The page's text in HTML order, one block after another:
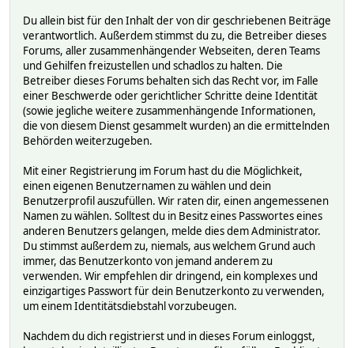
Du allein bist für den Inhalt der von dir geschriebenen Beiträge
verantwortlich. Außerdem stimmst du zu, die Betreiber dieses
Forums, aller zusammenhängender Webseiten, deren Teams
und Gehilfen freizustellen und schadlos zu halten. Die
Betreiber dieses Forums behalten sich das Recht vor, im Falle
einer Beschwerde oder gerichtlicher Schritte deine Identität
(sowie jegliche weitere zusammenhängende Informationen,
die von diesem Dienst gesammelt wurden) an die ermittelnden
Behörden weiterzugeben.
Mit einer Registrierung im Forum hast du die Möglichkeit,
einen eigenen Benutzernamen zu wählen und dein
Benutzerprofil auszufüllen. Wir raten dir, einen angemessenen
Namen zu wählen. Solltest du in Besitz eines Passwortes eines
anderen Benutzers gelangen, melde dies dem Administrator.
Du stimmst außerdem zu, niemals, aus welchem Grund auch
immer, das Benutzerkonto von jemand anderem zu
verwenden. Wir empfehlen dir dringend, ein komplexes und
einzigartiges Passwort für dein Benutzerkonto zu verwenden,
um einem Identitätsdiebstahl vorzubeugen.
Nachdem du dich registrierst und in dieses Forum einloggst,